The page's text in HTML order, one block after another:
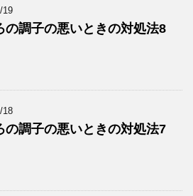
19
の調子の悪いときの対処法8
18
の調子の悪いときの対処法7